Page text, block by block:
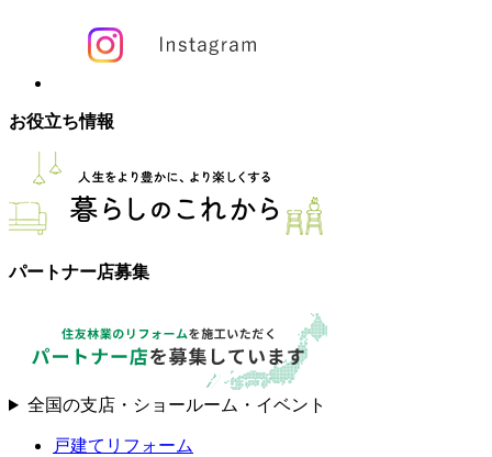
お役立ち情報
パートナー店募集
全国の支店・ショールーム・イベント
戸建てリフォーム